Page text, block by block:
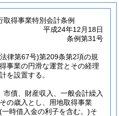
取得事業特別会計条例
平成24年12月18日
条例第31号
律第67号)第209条第2項の規
事業の円滑な運営とその経理
を設置する。
市債、財産収入、一般会計繰入
の歳入とし、用地取得事業
(一時借入金の利子を含む。)そ